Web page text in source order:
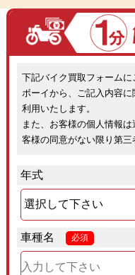
下記バイク買取フォーム
ボーイから、ご記入内容
利用いたします。
また、お客様の個人情報
客様の同意がない限り第三
年式
車種名 必須